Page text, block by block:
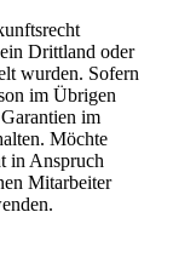
Drittland oder
wurden. Sofern
im Übrigen
im
Möchte
in Anspruch
Mitarbeiter